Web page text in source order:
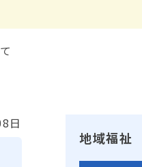
日
地域福祉